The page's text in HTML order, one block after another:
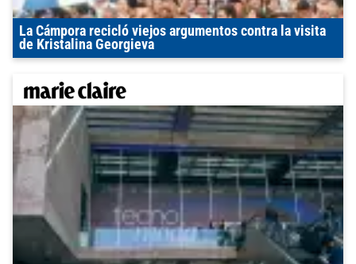
La Cámpora recicló viejos argumentos contra la visita
de Kristalina Georgieva